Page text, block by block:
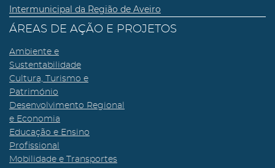
Intermunicipal da Região de Aveiro
ÁREAS DE AÇÃO E PROJETOS
Ambiente e
Sustentabilidade
Cultura, Turismo e
Património
Desenvolvimento Regional
e Economia
Educação e Ensino
Profissional
Mobilidade e Transportes